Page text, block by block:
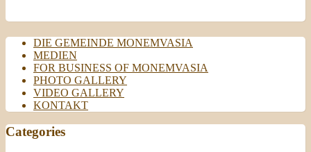
DIE GEMEINDE MONEMVASIA
MEDIEN
FOR BUSINESS OF MONEMVASIA
PHOTO GALLERY
VIDEO GALLERY
KONTAKT
Categories